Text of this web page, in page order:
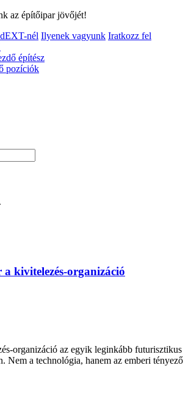
az építőipar jövőjét!
nél Ilyenek vagyunk Iratkozz fel
építész
pozíciók
kivitelezés-organizáció
organizáció az egyik leginkább futurisztikus
Nem a technológia, hanem az emberi tényező